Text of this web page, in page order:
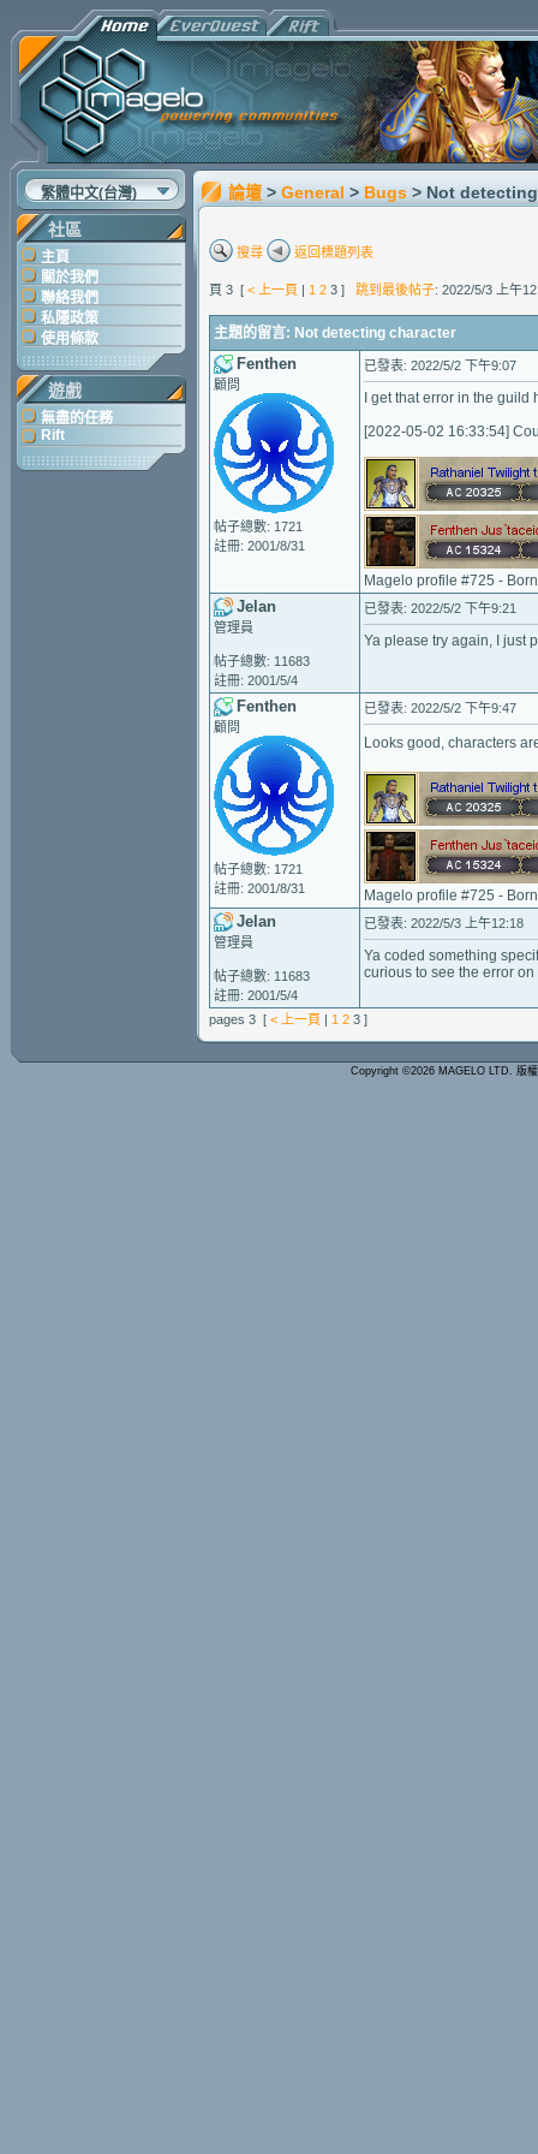
繁體中文(台灣)
社區
主頁
關於我們
聯絡我們
私隱政策
使用條款
遊戲
無盡的任務
Rift
論壇 > General > Bugs > Not
搜尋 返回標題列表
頁 3 [ < 上一頁 | 1 2 3 ] 跳到最後帖子: 2022/5/3 上午
主題的留言: Not detecting character
Fenthen
顧問
帖子總數: 1721
註冊: 2001/8/31
已發表: 2022/5/2 下午9:07
I get that error in the guild
[2022-05-02 16:33:54]
Magelo profile #725 -
Jelan
管理員
帖子總數: 11683
註冊: 2001/5/4
已發表: 2022/5/2 下午9:21
Ya please try again, I just
Fenthen
顧問
帖子總數: 1721
註冊: 2001/8/31
已發表: 2022/5/2 下午9:47
Looks good, characters
Magelo profile #725 -
Jelan
管理員
帖子總數: 11683
註冊: 2001/5/4
已發表: 2022/5/3 上午12:18
Ya coded something
curious to see the error on
pages 3 [ < 上一頁 | 1 2 3 ]
Copyright ©2026 MAGELO LTD. 版